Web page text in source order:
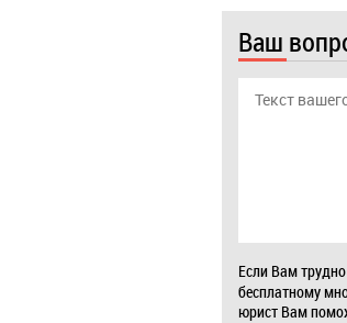
Ваш
Если Вам
бесплатному
юрист Вам